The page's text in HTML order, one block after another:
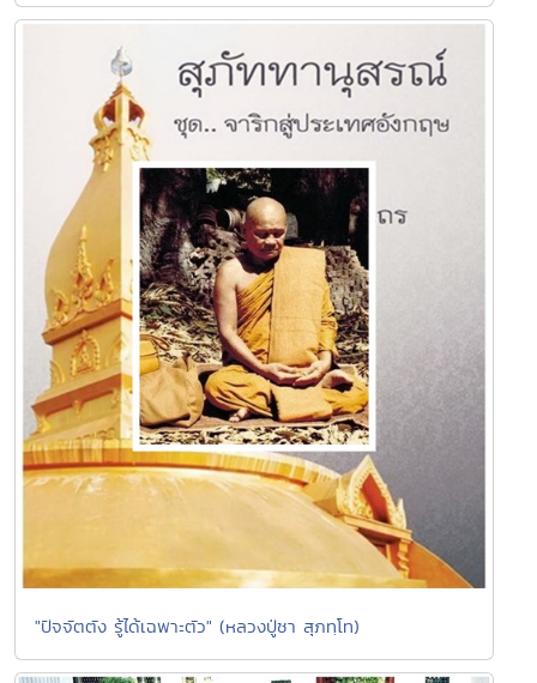
"ปัจจัตตัง รู้ได้เฉพาะตัว" (หลวงปู่ชา สุภทฺโท)